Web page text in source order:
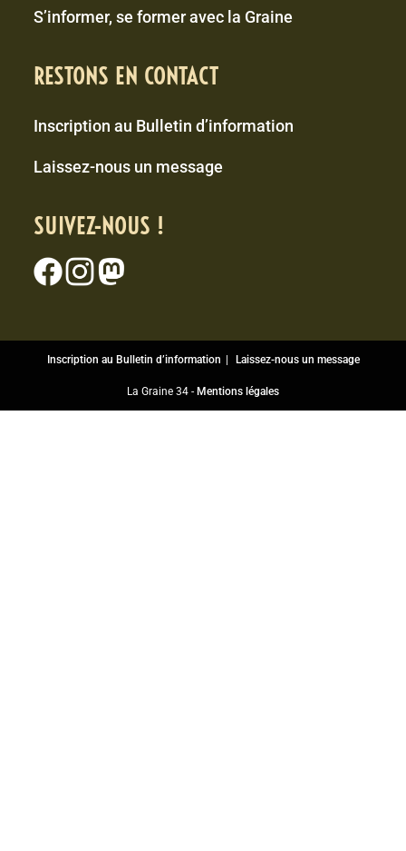
S’informer, se former avec la Graine
RESTONS EN CONTACT
Inscription au Bulletin d’information
Laissez-nous un message
SUIVEZ-NOUS !
Inscription au Bulletin d’information Laissez-nous un message
La Graine 34 - Mentions légales